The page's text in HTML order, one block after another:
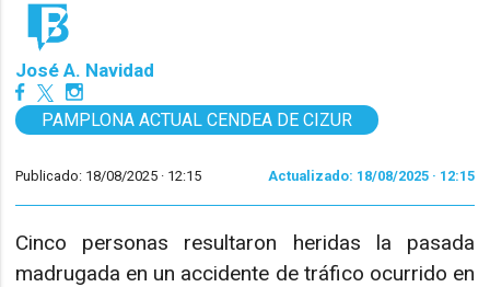
José A. Navidad
PAMPLONA ACTUAL CENDEA DE CIZUR
Publicado: 18/08/2025 · 12:15 Actualizado: 18/08/2025 · 12:15
Cinco personas resultaron heridas la pasada
madrugada en un accidente de tráfico ocurrido en